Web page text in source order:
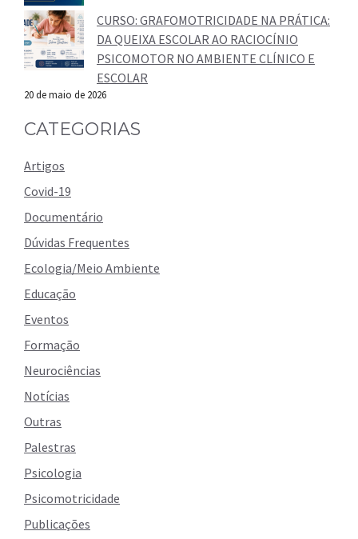
CURSO: GRAFOMOTRICIDADE NA PRÁTICA:
DA QUEIXA ESCOLAR AO RACIOCÍNIO
PSICOMOTOR NO AMBIENTE CLÍNICO E
ESCOLAR
20 de maio de 2026
CATEGORIAS
Artigos
Covid-19
Documentário
Dúvidas Frequentes
Ecologia/Meio Ambiente
Educação
Eventos
Formação
Neurociências
Notícias
Outras
Palestras
Psicologia
Psicomotricidade
Publicações